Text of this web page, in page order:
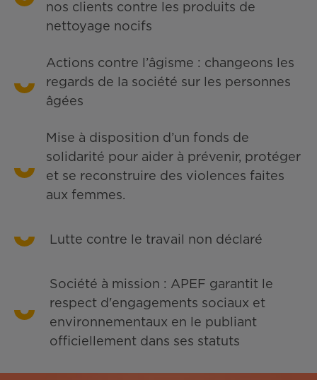
nos clients contre les produits de
nettoyage nocifs
Actions contre l’âgisme : changeons les
regards de la société sur les personnes
âgées
Mise à disposition d’un fonds de
solidarité pour aider à prévenir, protéger
et se reconstruire des violences faites
aux femmes.
Lutte contre le travail non déclaré
Société à mission : APEF garantit le
respect d'engagements sociaux et
environnementaux en le publiant
officiellement dans ses statuts